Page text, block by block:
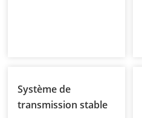
Système de
transmission stable